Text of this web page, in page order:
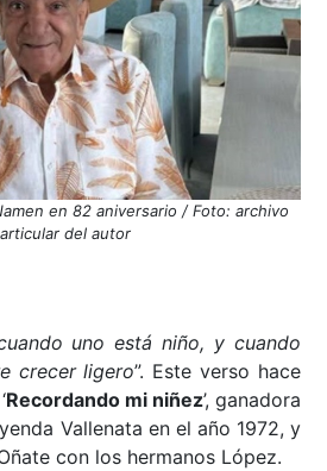
en 82 aniversario / Foto: archivo
del autor
uno está niño, y cuando
crecer ligero”. Este verso hace
Recordando mi niñez’, ganadora
Vallenata en el año 1972, y
con los hermanos López.